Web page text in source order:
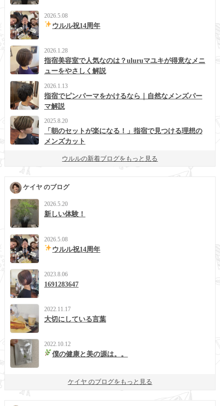
2026.5.08
ウルル祝14周年
2026.1.28
指宿美容室で人気なのは？uluruマユキが得意なメニ
ューをやさしく解説
2026.1.13
指宿でピンパーマをかけるなら｜自然なメンズパー
マ解説
2025.8.20
「朝のセットが楽になる！」指宿で見つける理想の
メンズカット
ウルルの新着ブログをもっと見る
ケイヤ のブログ
2026.5.20
新しい体験！
2026.5.08
ウルル祝14周年
2023.8.06
1691283647
2022.11.17
大切にしている言葉
2022.10.12
僕の健康と美の源は。。
ケイヤ のブログをもっと見る